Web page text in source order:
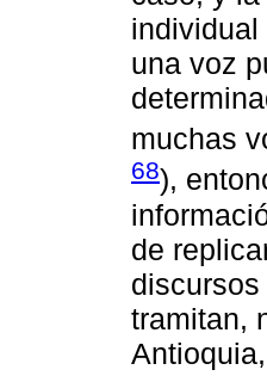
una voz
muchas
68),
de
tramitan,